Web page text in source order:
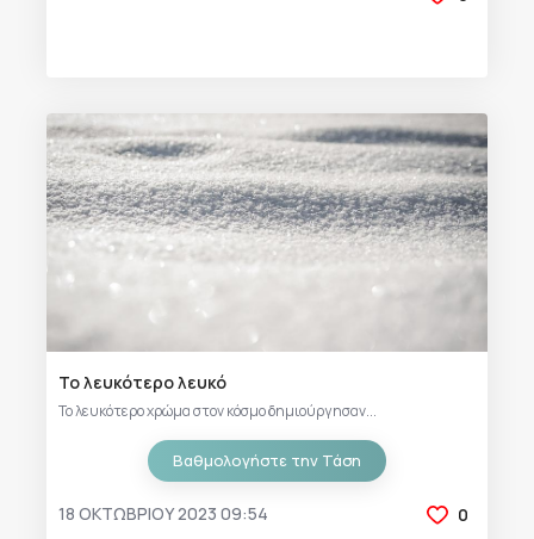
Το λευκότερο λευκό
Το λευκότερο χρώμα στον κόσμο δημιούργησαν...
Βαθμολογήστε την Τάση
18 ΟΚΤΩΒΡΊΟΥ 2023 09:54 0